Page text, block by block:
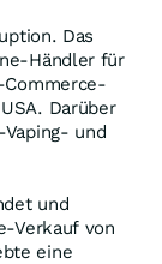
Das
Händler für
Darüber
und
und
Verkauf von
eine